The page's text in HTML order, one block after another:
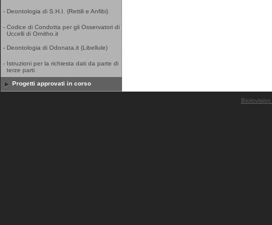
- Deontologia di S.H.I. (Rettili e Anfibi)
- Codice di Condotta per gli Osservatori di
Uccelli di Ornitho.it
- Deontologia di Odonata.it (Libellule)
- Istruzioni per la richiesta dati da parte di
terze parti
Progetti approvati in corso
Biolovision